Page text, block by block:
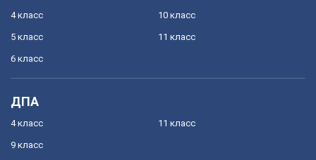
4 класс
5 класс
6 класс
10 класс
11 класс
ДПА
4 класс
9 класс
11 класс